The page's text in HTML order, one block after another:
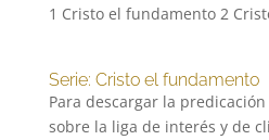
1 Cristo el fundamento 2
Serie: Cristo el fundamento
Para descargar la
sobre la liga de interés y de